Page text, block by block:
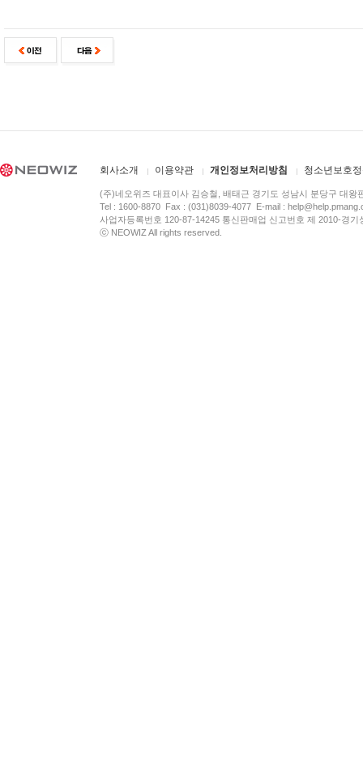
회사소개 이용약관 개인정보처리방침 청소년보호
(주)네오위즈 대표이사 김승철, 배태근 경기도 성남시 분당구 대왕
Tel : 1600-8870 Fax : (031)8039-4077 E-mail :
사업자등록번호 120-87-14245 통신판매업 신고번호 제 2010-경
ⓒ NEOWIZ All rights reserved.